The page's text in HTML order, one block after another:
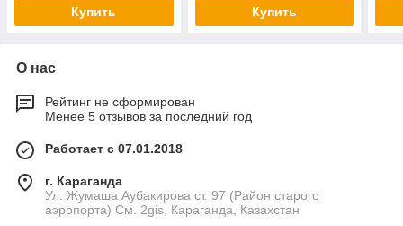
Купить Купить
О нас
Рейтинг не сформирован
Менее 5 отзывов за последний год
Работает с 07.01.2018
г. Караганда
Ул. Жумаша Аубакирова ст. 97 (Район старого
аэропорта) См. 2gis, Караганда, Казахстан